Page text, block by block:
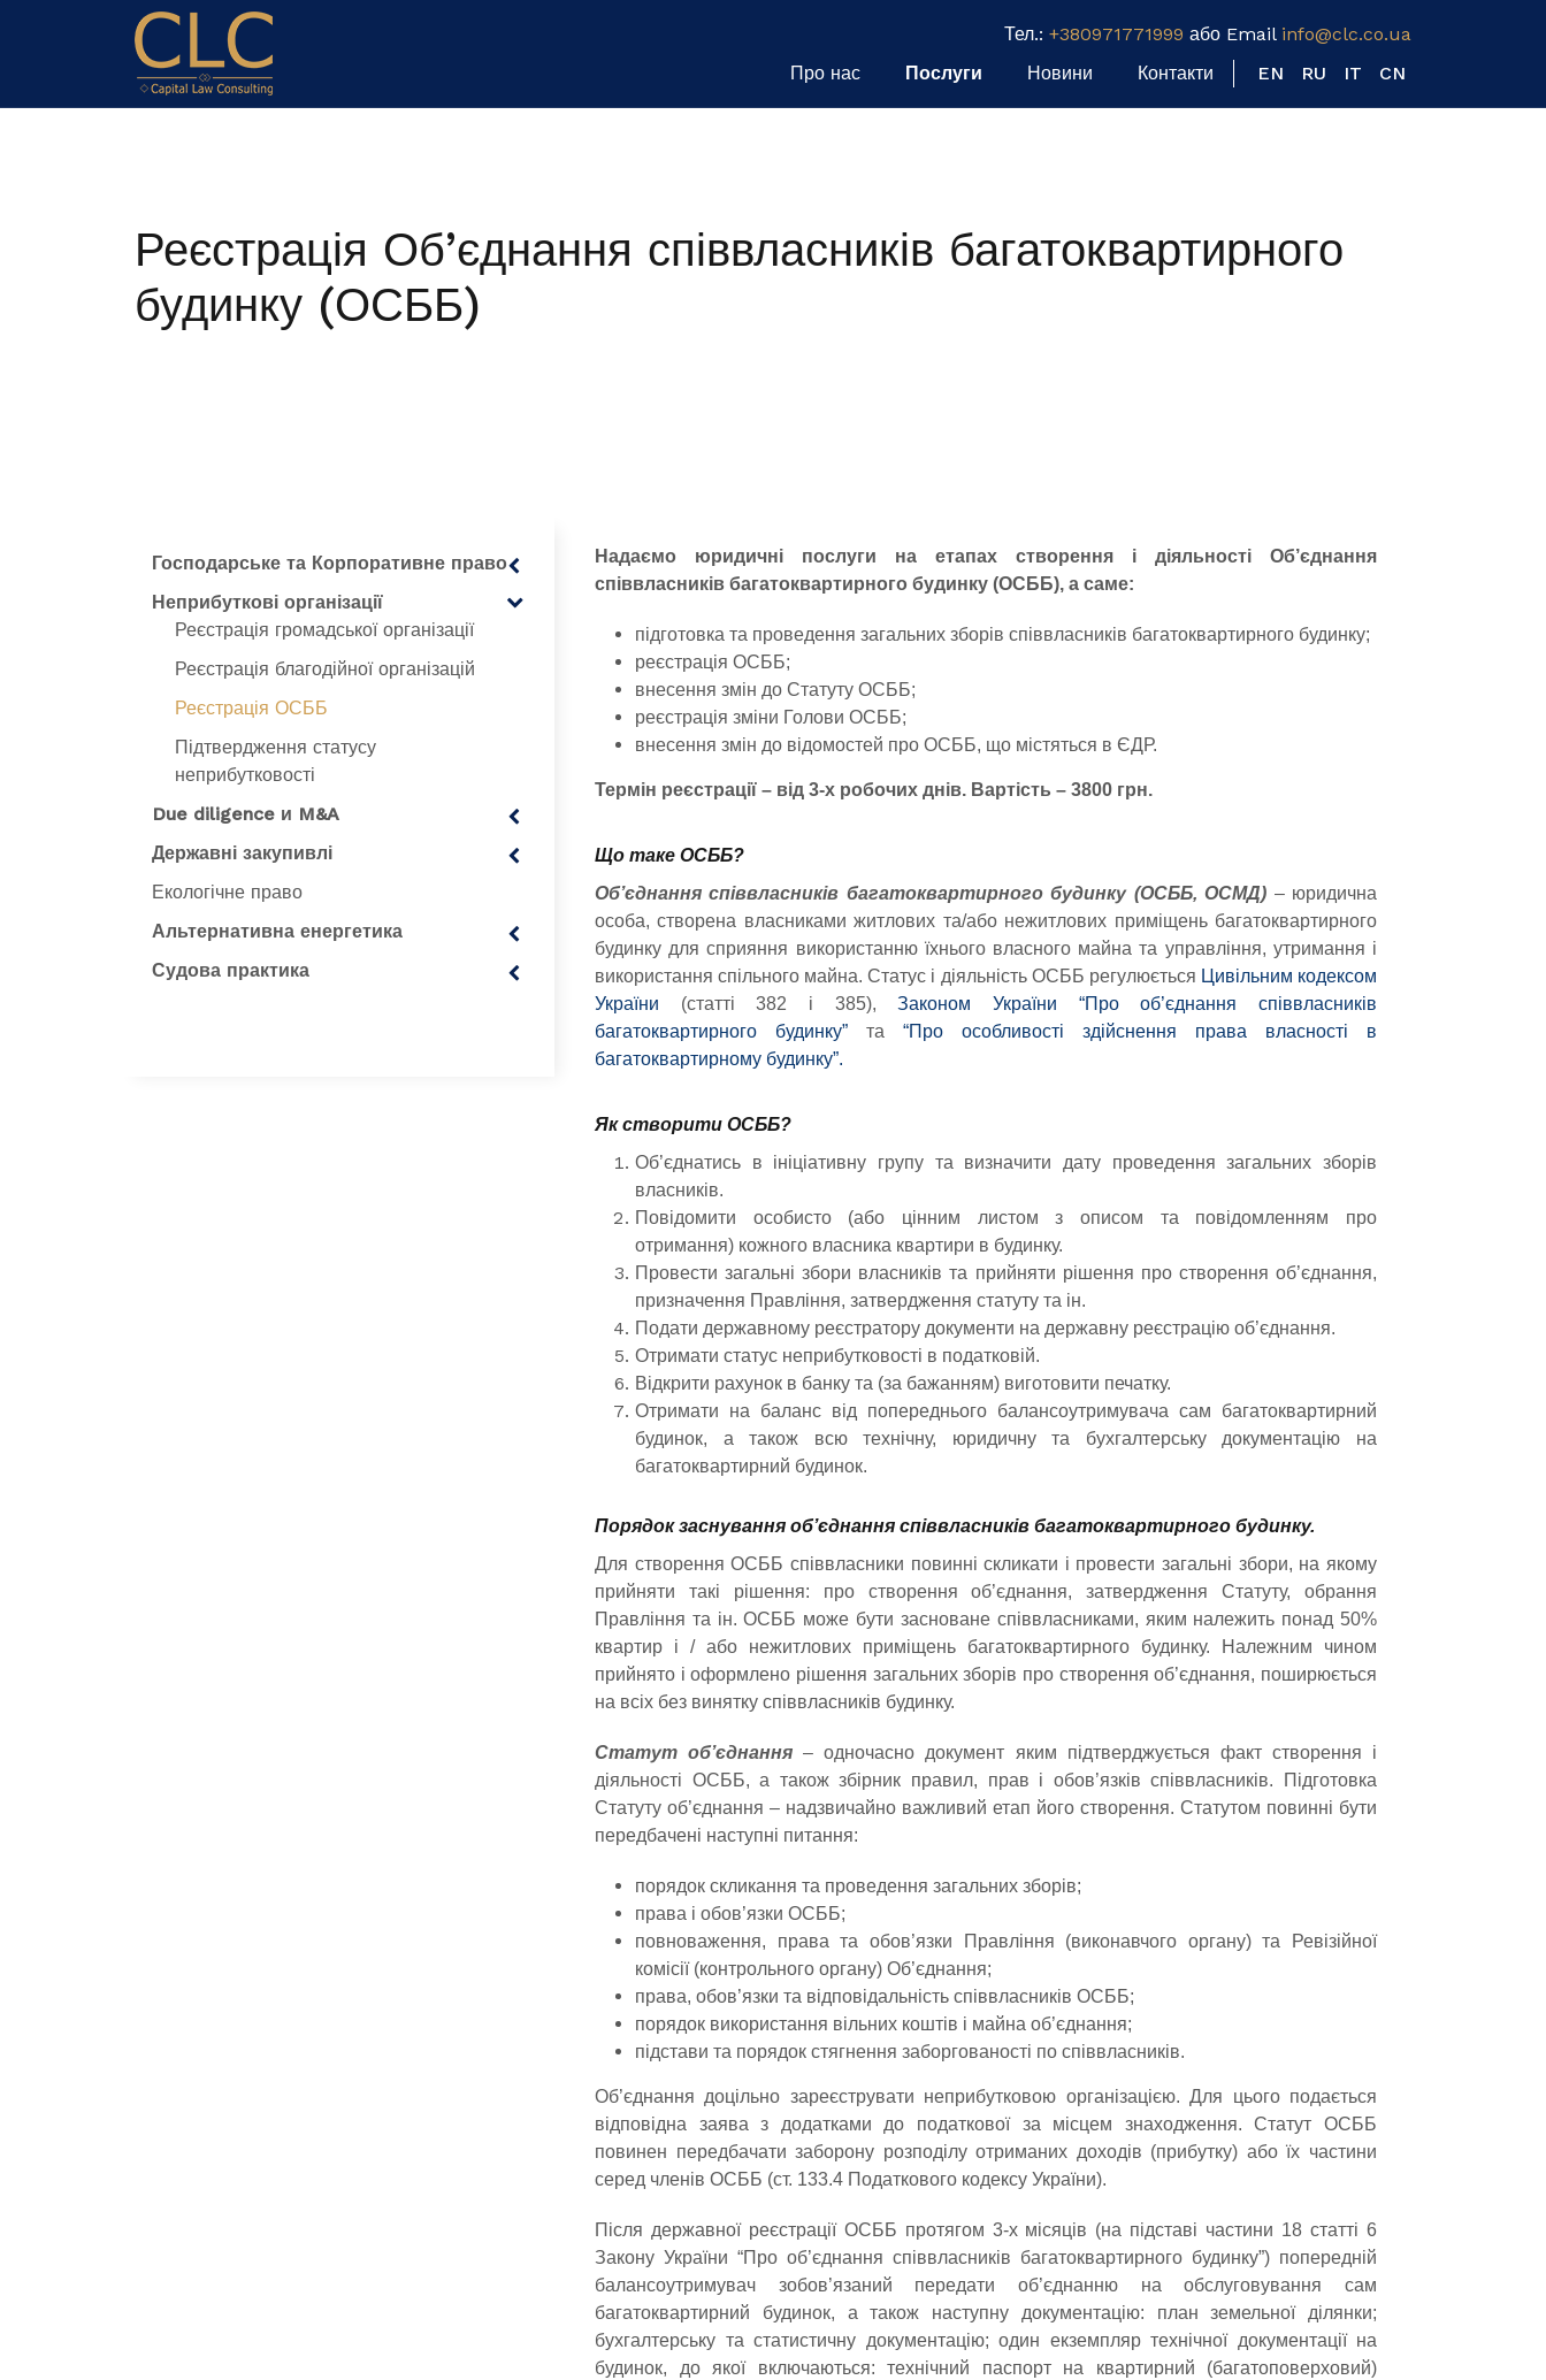
Тел.: +380971771999 або Email info@clc.co.ua
Про нас
Послуги Новини Контакти EN RU IT CN
Реєстрація Об’єднання співвласників багатоквартирного
будинку (ОСББ)
Господарське та Корпоративне право
Неприбуткові організації
Реєстрація громадської організації
Реєстрація благодійної організацій
Реєстрація ОСББ
Підтвердження статусу
неприбутковості
Due diligence и M&A
Державні закупивлі
Екологічне право
Альтернативна енергетика
Судова практика
Надаємо юридичні послуги на етапах створення і діяльності Об’єднання
співвласників багатоквартирного будинку (ОСББ), а саме:
підготовка та проведення загальних зборів співвласників багатоквартирного будинку;
реєстрація ОСББ;
внесення змін до Статуту ОСББ;
реєстрація зміни Голови ОСББ;
внесення змін до відомостей про ОСББ, що містяться в ЄДР.
Термін реєстрації – від 3-х робочих днів. Вартість – 3800 грн.
Що таке ОСББ?
Об’єднання співвласників багатоквартирного будинку (ОСББ, ОСМД) – юридична
особа, створена власниками житлових та/або нежитлових приміщень багатоквартирного
будинку для сприяння використанню їхнього власного майна та управління, утримання і
використання спільного майна. Статус і діяльність ОСББ регулюється Цивільним кодексом
України (статті 382 і 385),Законом України “Про об’єднання співвласників
багатоквартирного будинку” та “Про особливості здійснення права власності в
багатоквартирному будинку”.
Як створити ОСББ?
Об’єднатись в ініціативну групу та визначити дату проведення загальних зборів
власників.
Повідомити особисто (або цінним листом з описом та повідомленням про
отримання) кожного власника квартири в будинку.
Провести загальні збори власників та прийняти рішення про створення об’єднання,
призначення Правління, затвердження статуту та ін.
Подати державному реєстратору документи на державну реєстрацію об’єднання.
Отримати статус неприбутковості в податковій.
Відкрити рахунок в банку та (за бажанням) виготовити печатку.
Отримати на баланс від попереднього балансоутримувача сам багатоквартирний
будинок, а також всю технічну, юридичну та бухгалтерську документацію на
багатоквартирний будинок.
Порядок заснування об’єднання співвласників багатоквартирного будинку.
Для створення ОСББ співвласники повинні скликати і провести загальні збори, на якому
прийняти такі рішення: про створення об’єднання, затвердження Статуту, обрання
Правління та ін. ОСББ може бути засноване співвласниками, яким належить понад 50%
квартир і / або нежитлових приміщень багатоквартирного будинку. Належним чином
прийнято і оформлено рішення загальних зборів про створення об’єднання, поширюється
на всіх без винятку співвласників будинку.
Статут об’єднання – одночасно документ яким підтверджується факт створення і
діяльності ОСББ, а також збірник правил, прав і обов’язків співвласників. Підготовка
Статуту об’єднання – надзвичайно важливий етап його створення. Статутом повинні бути
передбачені наступні питання:
порядок скликання та проведення загальних зборів;
права і обов’язки ОСББ;
повноваження, права та обов’язки Правління (виконавчого органу) та Ревізійної
комісії (контрольного органу) Об’єднання;
права, обов’язки та відповідальність співвласників ОСББ;
порядок використання вільних коштів і майна об’єднання;
підстави та порядок стягнення заборгованості по співвласників.
Об’єднання доцільно зареєструвати неприбутковою організацією. Для цього подається
відповідна заява з додатками до податкової за місцем знаходження. Статут ОСББ
повинен передбачати заборону розподілу отриманих доходів (прибутку) або їх частини
серед членів ОСББ (ст. 133.4 Податкового кодексу України).
Після державної реєстрації ОСББ протягом 3-х місяців (на підставі частини 18 статті 6
Закону України “Про об’єднання співвласників багатоквартирного будинку”) попередній
балансоутримувач зобов’язаний передати об’єднанню на обслуговування сам
багатоквартирний будинок, а також наступну документацію: план земельної ділянки;
бухгалтерську та статистичну документацію; один екземпляр технічної документації на
будинок, до якої включаються: технічний паспорт на квартирний (багатоповерховий)